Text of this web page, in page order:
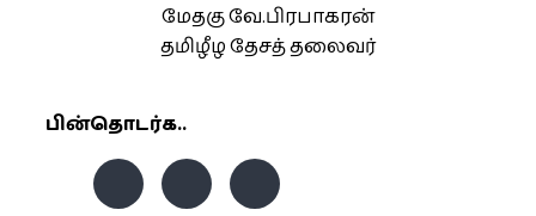
மேதகு வே.பிரபாகரன்
தமிழீழ தேசத் தலைவர்
பின்தொடர்க..